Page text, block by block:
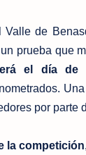
de
prueba que
el día de
por parte
la competición